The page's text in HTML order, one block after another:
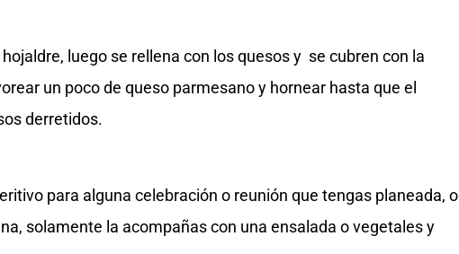
luego se rellena con los quesos y se cubren con la
un poco de queso parmesano y hornear hasta que el
derretidos.
para alguna celebración o reunión que tengas planeada, o
solamente la acompañas con una ensalada o vegetales y